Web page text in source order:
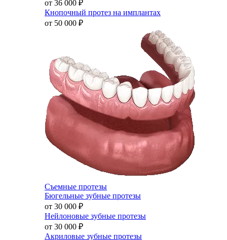
от 36 000 ₽
Кнопочный протез на имплантах
от 50 000 ₽
Съемные протезы
Бюгельные зубные протезы
от 30 000 ₽
Нейлоновые зубные протезы
от 30 000 ₽
Акриловые зубные протезы